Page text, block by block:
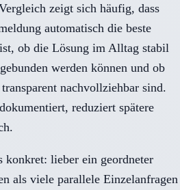
zeigt sich häufig, dass
automatisch die beste
ob die Lösung im Alltag stabil
werden können und ob
nachvollziehbar sind.
reduziert spätere
konkret: lieber ein geordneter
als viele parallele Einzelanfragen